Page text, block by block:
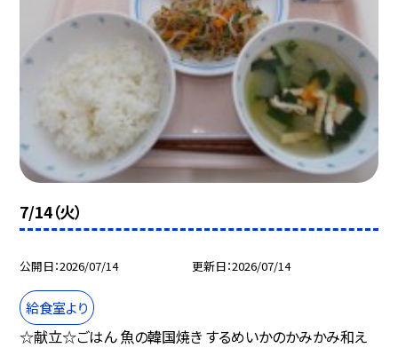
7/14（火）
公開日 2026/07/14 更新日 2026/07/14
給食室より
☆献立☆ごはん 魚の韓国焼き するめいかのかみかみ和え